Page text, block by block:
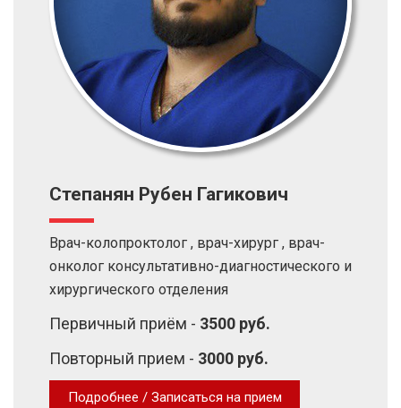
Степанян Рубен Гагикович
Врач-колопроктолог , врач-хирург , врач-
онколог консультативно-диагностического и
хирургического отделения
Первичный приём - 3500 руб.
Повторный прием - 3000 руб.
Подробнее / Записаться на прием